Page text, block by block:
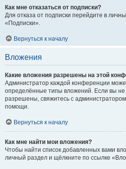
Как мне отказаться от подписки?
Для отказа от подписки перейдите в
«Подписки».
Вернуться к началу
Вложения
Какие вложения разрешены на этой
Администратор каждой конференции
определённые типы вложений. Если вы не
разрешены, свяжитесь с
помощи.
Вернуться к началу
Как мне найти мои вложения?
Чтобы найти список добавленных вами
личный раздел и щёлкните по ссылке